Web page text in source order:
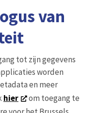
van
tot zijn gegevens
worden
en meer
hier
om toegang te
voor het Brussels